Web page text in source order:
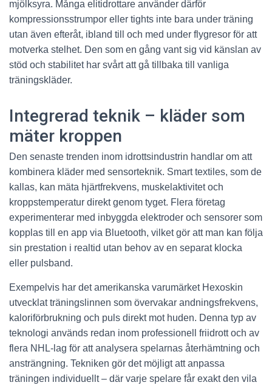
mjölksyra. Många elitidrottare använder därför
kompressionsstrumpor eller tights inte bara under träning
utan även efteråt, ibland till och med under flygresor för att
motverka stelhet. Den som en gång vant sig vid känslan av
stöd och stabilitet har svårt att gå tillbaka till vanliga
träningskläder.
Integrerad teknik – kläder som
mäter kroppen
Den senaste trenden inom idrottsindustrin handlar om att
kombinera kläder med sensorteknik. Smart textiles, som de
kallas, kan mäta hjärtfrekvens, muskelaktivitet och
kroppstemperatur direkt genom tyget. Flera företag
experimenterar med inbyggda elektroder och sensorer som
kopplas till en app via Bluetooth, vilket gör att man kan följa
sin prestation i realtid utan behov av en separat klocka
eller pulsband.
Exempelvis har det amerikanska varumärket Hexoskin
utvecklat träningslinnen som övervakar andningsfrekvens,
kaloriförbrukning och puls direkt mot huden. Denna typ av
teknologi används redan inom professionell friidrott och av
flera NHL-lag för att analysera spelarnas återhämtning och
ansträngning. Tekniken gör det möjligt att anpassa
träningen individuellt – där varje spelare får exakt den vila